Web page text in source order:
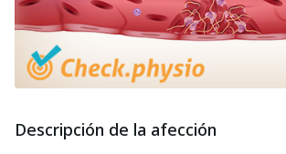
Descripción de la afección